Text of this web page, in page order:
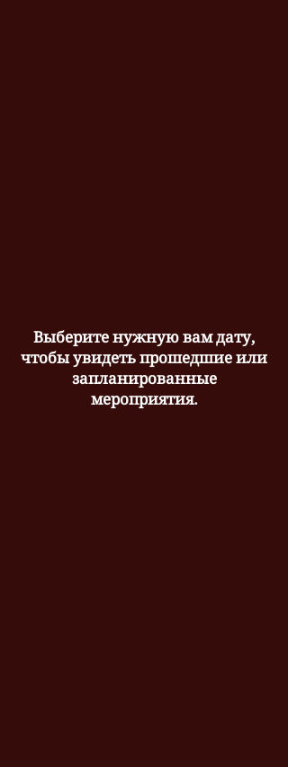
Выберите нужную вам дату,
чтобы увидеть прошедшие или
запланированные
мероприятия.